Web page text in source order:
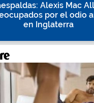
Alexis Mac
por el odio
en Inglaterra